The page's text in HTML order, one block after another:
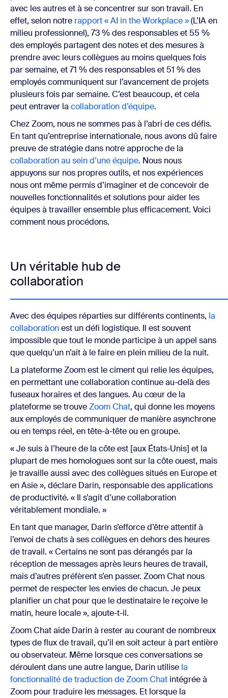
avec les autres et à se concentrer sur son travail. En
effet, selon notre rapport « AI in the Workplace »(L’IA en
milieu professionnel), 73 % des responsables et 55 %
des employés partagent des notes et des mesures à
prendre avec leurs collègues au moins quelques fois
par semaine, et 71 % des responsables et 51 % des
employés communiquent sur l’avancement de projets
plusieurs fois par semaine. C’est beaucoup, et cela
peut entraver la collaboration d’équipe.
Chez Zoom, nous ne sommes pas à l’abri de ces défis.
En tant qu’entreprise internationale, nous avons dû faire
preuve de stratégie dans notre approche de la
collaboration au sein d’une équipe. Nous nous
appuyons sur nos propres outils, et nos expériences
nous ont même permis d’imaginer et de concevoir de
nouvelles fonctionnalités et solutions pour aider les
équipes à travailler ensemble plus efficacement. Voici
comment nous procédons.
Un véritable hub de
collaboration
Avec des équipes réparties sur différents continents, la
collaborationest un défi logistique. Il est souvent
impossible que tout le monde participe à un appel sans
que quelqu’un n’ait à le faire en plein milieu de la nuit.
La plateforme Zoom est le ciment qui relie les équipes,
en permettant une collaboration continue au-delà des
fuseaux horaires et des langues. Au cœur de la
plateforme se trouveZoom Chat, qui donne les moyens
aux employés de communiquer de manière asynchrone
ou en temps réel, en tête-à-tête ou en groupe.
« Je suis à l’heure de la côte est [aux États-Unis] et la
plupart de mes homologues sont sur la côte ouest, mais
je travaille aussi avec des collègues situés en Europe et
en Asie », déclare Darin, responsable des applications
de productivité. « Il s’agit d’une collaboration
véritablement mondiale. »
En tant que manager, Darin s’efforce d’être attentif à
l’envoi de chats à ses collègues en dehors des heures
de travail. « Certains ne sont pas dérangés par la
réception de messages après leurs heures de travail,
mais d’autres préfèrent s’en passer. Zoom Chat nous
permet de respecter les envies de chacun. Je peux
planifier un chat pour que le destinataire le reçoive le
matin, heure locale », ajoute-t-il.
Zoom Chat aide Darin à rester au courant de nombreux
types de flux de travail, qu’il en soit acteur à part entière
ou observateur. Même lorsque ces conversations se
déroulent dans une autre langue, Darin utilise la
fonctionnalité de traduction de Zoom Chat intégrée à
Zoom pour traduire les messages. Et lorsque la